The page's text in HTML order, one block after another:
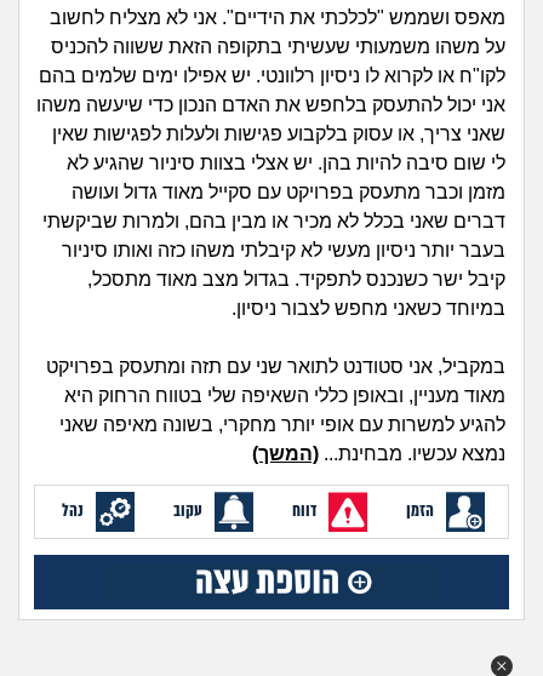
הורות ומשפחה
מתבגרים
מהבקו"ם... ועד מתי?!
לימודים וסטודנטים
עבודה וקריירה
בית, שכנים ושותפים
שומרים על הגוף
פיננסי וכלכלה
מאפס ושממש "לכלכתי את הידיים". אני לא מצליח לחשוב
על משהו משמעותי שעשיתי בתקופה הזאת ששווה להכניס
לקו"ח או לקרוא לו ניסיון רלוונטי. יש אפילו ימים שלמים בהם
אני יכול להתעסק בלחפש את האדם הנכון כדי שיעשה משהו
שאני צריך, או עסוק בלקבוע פגישות ולעלות לפגישות שאין
לי שום סיבה להיות בהן. יש אצלי בצוות סיניור שהגיע לא
מזמן וכבר מתעסק בפרויקט עם סקייל מאוד גדול ועושה
דברים שאני בכלל לא מכיר או מבין בהם, ולמרות שביקשתי
בעבר יותר ניסיון מעשי לא קיבלתי משהו כזה ואותו סיניור
קיבל ישר כשנכנס לתפקיד. בגדול מצב מאוד מתסכל,
במיוחד כשאני מחפש לצבור ניסיון.
במקביל, אני סטודנט לתואר שני עם תזה ומתעסק בפרויקט
מאוד מעניין, ובאופן כללי השאיפה שלי בטווח הרחוק היא
להגיע למשרות עם אופי יותר מחקרי, בשונה מאיפה שאני
נמצא עכשיו. מבחינת... (המשך)
הזמן דווח עקוב נהל